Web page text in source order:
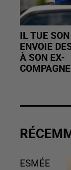
IL TUE
ENVOIE
À SON EX-
ESMÉE